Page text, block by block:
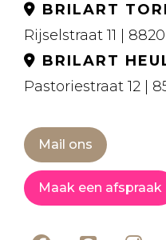
BRILART
Rijselstraat 11 |
BRILART
Pastoriestraat 12 |
Mail ons
Maak een afspraak